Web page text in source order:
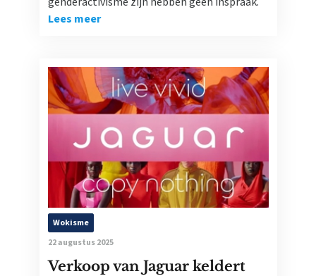
Lees meer
Wokisme
22 augustus 2025
Verkoop van Jaguar keldert